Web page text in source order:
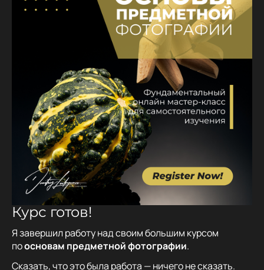
Курс готов!
Я завершил работу над своим большим курсом
поосновам предметной фотографии.
Сказать, что это была работа — ничего не сказать.